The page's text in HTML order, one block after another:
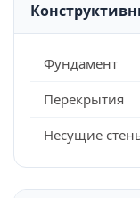
Фундамент
Перекрытия
Несущие